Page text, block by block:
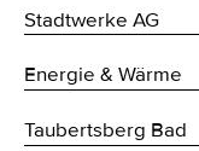
Stadtwerke AG
Energie & Wärme
Taubertsberg Bad